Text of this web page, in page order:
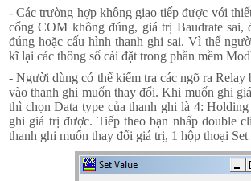
- Các trường hợp không giao tiếp được với
cổng COM không đúng, giá trị Baudrate sai,
đúng hoặc cấu hình thanh ghi sai. Vì thế
kĩ lại các thông số cài đặt trong phần mềm
- Người dùng có thể kiểm tra các ngõ ra Relay
vào thanh ghi muốn thay đổi. Khi muốn ghi
thì chọn Data type của thanh ghi là 4: Holding
ghi giá trị được. Tiếp theo bạn nhấp double
thanh ghi muốn thay đổi giá trị, 1 hộp thoại Set